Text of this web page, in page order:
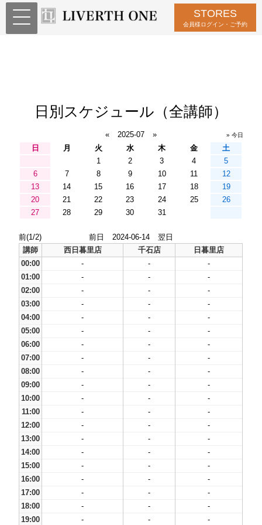
STORES
会員様ログイン・ご予約
日別スケジュール（全講師）
« 2025-07 » » 今日
日 月 火 水 木 金
土
1
2 3 4
5
6
7 8 9 10 11
12
13
14 15 16 17 18
19
20
21 22 23 24 25
26
27
28 29 30 31
前(1/2) 前日 2024-06-14
翌日
講師
西日暮里店 千石店
日暮里店
00:00
- -
-
01:00
- -
-
02:00
- -
-
03:00
- -
-
04:00
- -
-
05:00
- -
-
06:00
- -
-
07:00
- -
-
08:00
- -
-
09:00
- -
-
10:00
- -
-
11:00
- -
-
12:00
- -
-
13:00
- -
-
14:00
- -
-
15:00
- -
-
16:00
- -
-
17:00
- -
-
18:00
- -
-
19:00
- -
-